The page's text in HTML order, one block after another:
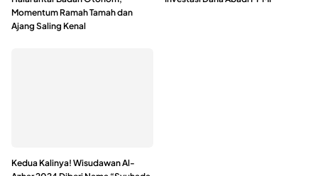
Momentum Ramah Tamah dan
Ajang Saling Kenal
Kedua Kalinya! Wisudawan Al-